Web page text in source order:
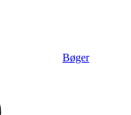
Bøger